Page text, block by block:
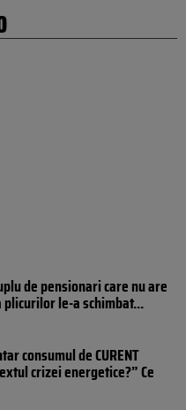
de pensionari care nu are
le-a schimbat...
consumul de CURENT
crizei energetice?” Ce